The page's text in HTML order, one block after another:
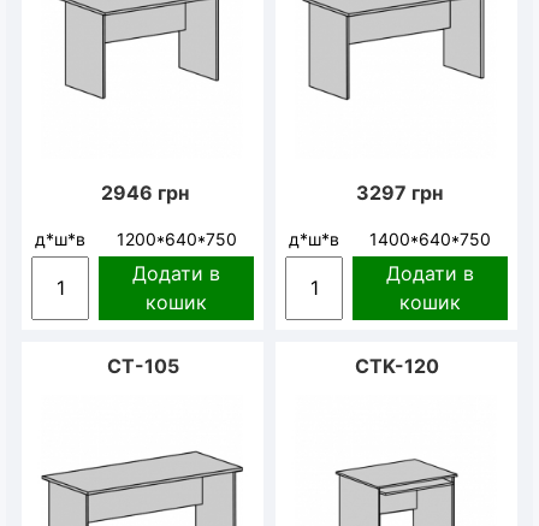
2946 грн
д*ш*в 1200*640*750
Додати в
кошик
3297 грн
д*ш*в 1400*640*750
Додати в
кошик
СТ-105 CTK-120